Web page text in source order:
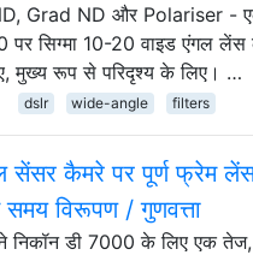
Grad ND और Polariser -
पर सिग्मा 10-20 वाइड एंगल
मुख्य रूप से परिदृश्य के लिए। …
dslr wide-angle filters
कैमरे पर पूर्ण फ्रेम
विरूपण / गुणवत्ता
निकॉन डी 7000 के लिए एक तेज,